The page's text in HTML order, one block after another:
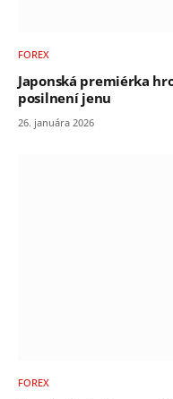
FOREX
Japonská premiérka
posilnení jenu
26. januára 2026
FOREX